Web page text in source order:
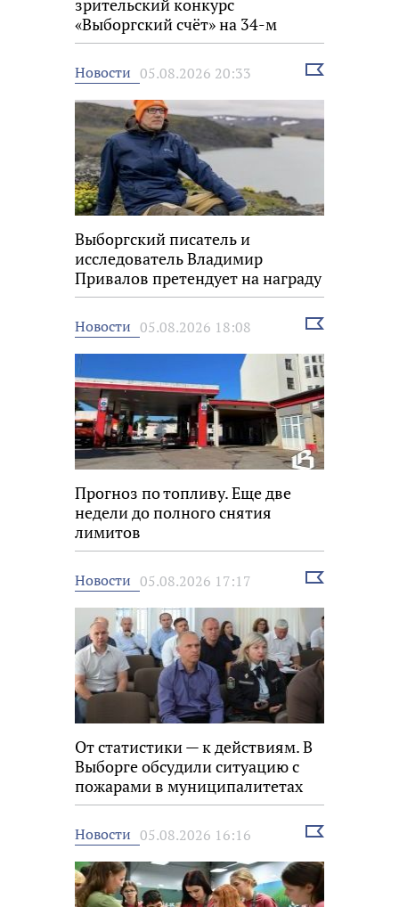
зрительский конкурс
«Выборгский счёт» на 34-м
фестивале «Окно в Европу»
Новости 05.08.2026 20:33
Выбрать
Выборгский писатель и
исследователь Владимир
Привалов претендует на награду
«Знание.Премия»
Новости 05.08.2026 18:08
Выбрать
Прогноз по топливу. Еще две
недели до полного снятия
лимитов
Новости 05.08.2026 17:17
Выбрать
От статистики — к действиям. В
Выборге обсудили ситуацию с
пожарами в муниципалитетах
Новости 05.08.2026 16:16
Выбрать